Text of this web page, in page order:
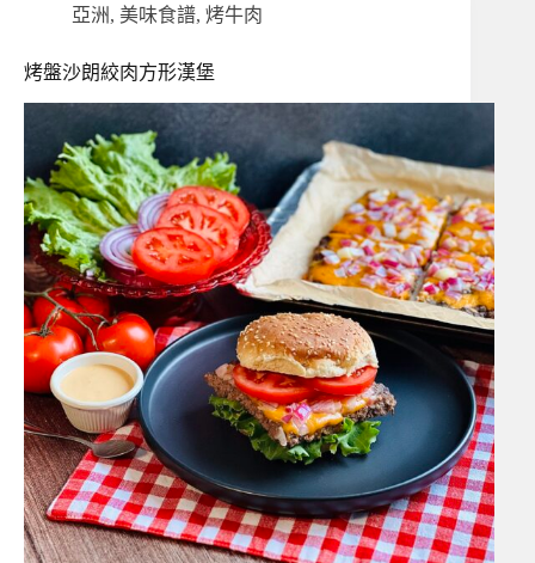
亞洲, 美味食譜, 烤牛肉
烤盤沙朗絞肉方形漢堡